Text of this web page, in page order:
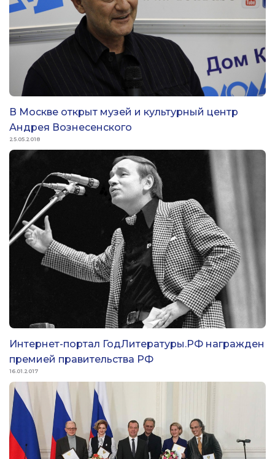
В Москве открыт музей и культурный центр
Андрея Вознесенского
25.05.2018
Интернет-портал ГодЛитературы.РФ награжден
премией правительства РФ
16.01.2017